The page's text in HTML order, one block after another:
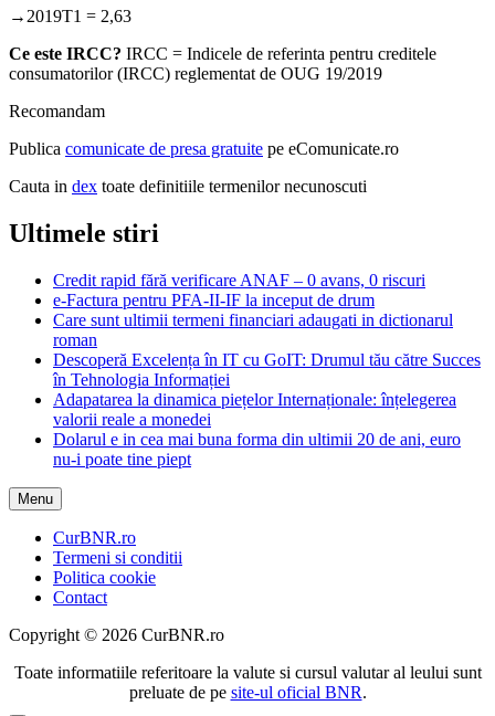
→2019T1 = 2,63
Ce este IRCC? IRCC = Indicele de referinta pentru creditele
consumatorilor (IRCC) reglementat de OUG 19/2019
Recomandam
Publica comunicate de presa gratuite pe eComunicate.ro
Cauta in dex toate definitiile termenilor necunoscuti
Ultimele stiri
Credit rapid fără verificare ANAF – 0 avans, 0 riscuri
e-Factura pentru PFA-II-IF la inceput de drum
Care sunt ultimii termeni financiari adaugati in dictionarul
roman
Descoperă Excelența în IT cu GoIT: Drumul tău către Succes
în Tehnologia Informației
Adapatarea la dinamica piețelor Internaționale: înțelegerea
valorii reale a monedei
Dolarul e in cea mai buna forma din ultimii 20 de ani, euro
nu-i poate tine piept
Menu
CurBNR.ro
Termeni si conditii
Politica cookie
Contact
Copyright © 2026 CurBNR.ro
Toate informatiile referitoare la valute si cursul valutar al leului sunt
preluate de pe site-ul oficial BNR.